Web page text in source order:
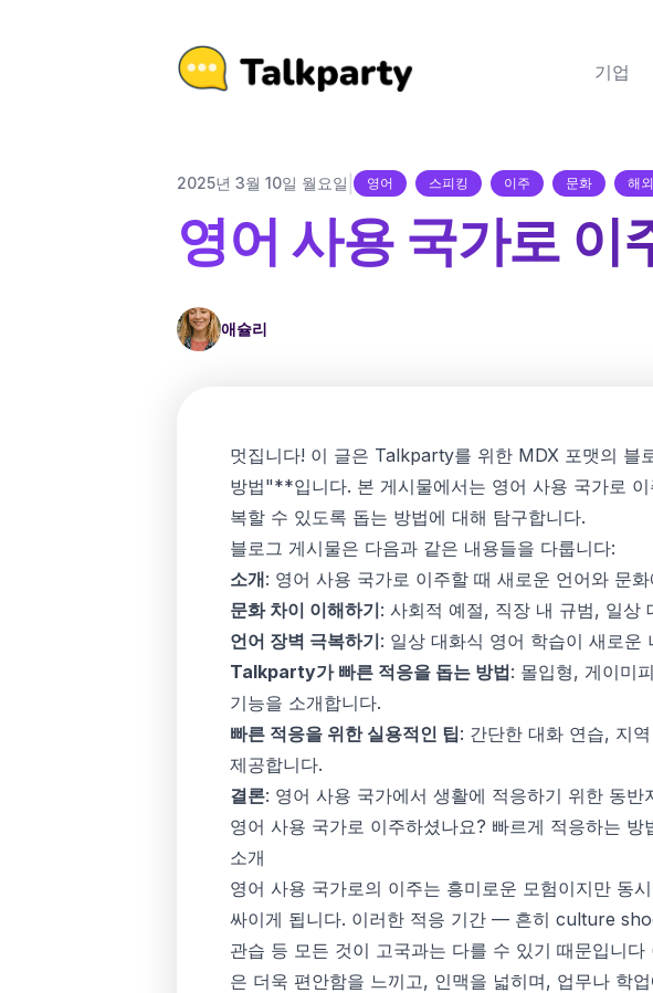
기업
2025년 3월 10일 월요일 영어 스피킹 이주 문화 해외
영어 사용 국가로 이
애슐리
멋집니다! 이 글은 Talkparty를 위한 MDX 포맷의
방법"**입니다. 본 게시물에서는 영어 사용 국가로
복할 수 있도록 돕는 방법에 대해 탐구합니다.
블로그 게시물은 다음과 같은 내용들을 다룹니다:
소개: 영어 사용 국가로 이주할 때 새로운 언어와 문
문화 차이 이해하기: 사회적 예절, 직장 내 규범, 일상
언어 장벽 극복하기: 일상 대화식 영어 학습이 새로운
Talkparty가 빠른 적응을 돕는 방법: 몰입형, 게이미
기능을 소개합니다.
빠른 적응을 위한 실용적인 팁: 간단한 대화 연습, 지
제공합니다.
결론: 영어 사용 국가에서 생활에 적응하기 위한 동
영어 사용 국가로 이주하셨나요? 빠르게 적응하는 방
소개
영어 사용 국가로의 이주는 흥미로운 모험이지만 동
싸이게 됩니다. 이러한 적응 기간 — 흔히 culture
관습 등 모든 것이 고국과는 다를 수 있기 때문입니다
은 더욱 편안함을 느끼고, 인맥을 넓히며, 업무나 학